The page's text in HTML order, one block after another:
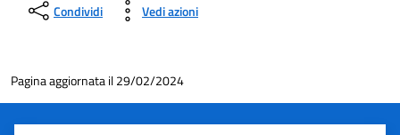
Condividi Vedi azioni
Pagina aggiornata il 29/02/2024